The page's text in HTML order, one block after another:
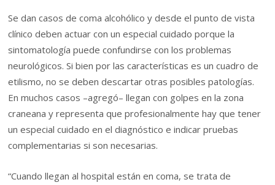
Se dan casos de coma alcohólico y desde el punto de vista
clínico deben actuar con un especial cuidado porque la
sintomatología puede confundirse con los problemas
neurológicos. Si bien por las características es un cuadro de
etilismo, no se deben descartar otras posibles patologías.
En muchos casos –agregó– llegan con golpes en la zona
craneana y representa que profesionalmente hay que tener
un especial cuidado en el diagnóstico e indicar pruebas
complementarias si son necesarias.
“Cuando llegan al hospital están en coma, se trata de